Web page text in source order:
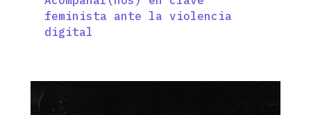
feminista ante la violencia
digital